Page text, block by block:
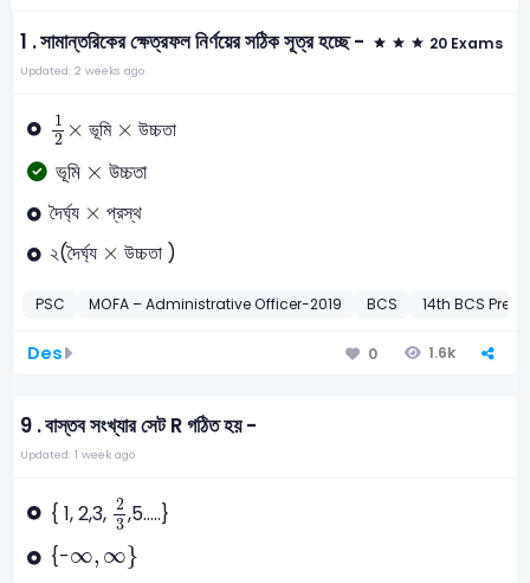
1 .সামান্তরিকের ক্ষেত্রফল নির্ণয়ের সঠিক সূত্র হচ্ছে - 20 Exams
Updated: 2 weeks ago
1
2 ×
12 ভূমি ×
× উচ্চতা
ভূমি ×
× উচ্চতা
দৈর্ঘ্য ×
× প্রস্থ
২(দৈর্ঘ্য ×
× উচ্চতা )
PSC MOFA – Administrative Officer-2019 BCS 14th BCS Preli-
Des 0 1.6k
9 .বাস্তব সংখ্যার সেট R গঠিত হয় -
Updated: 1 week ago
{ 1, 2,3, 2
3
23
,5.....}
{-∞, ∞}
∞,∞}